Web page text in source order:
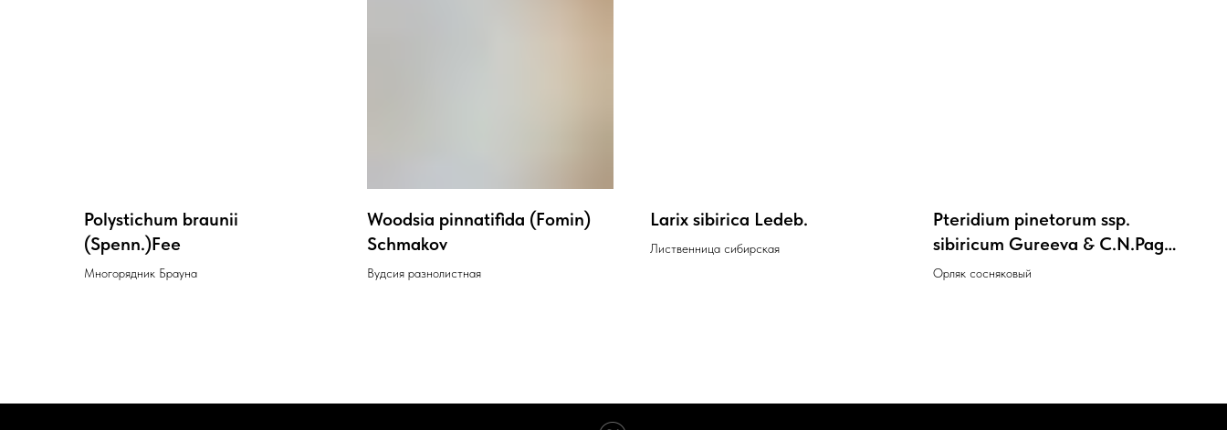
Polystichum braunii
(Spenn.)Fee
Многорядник Брауна
Woodsia pinnatifida (Fomin)
Schmakov
Вудсия разнолистная
Larix sibirica Ledeb.
Лиственница сибирская
Pteridium pinetorum ssp.
sibiricum Gureeva & C.N.Page.
( Pteridium aquilinum (L.)
Орляк сосняковый